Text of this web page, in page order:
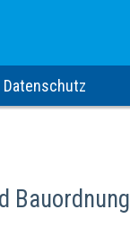
Datenschutz
Bauordnung